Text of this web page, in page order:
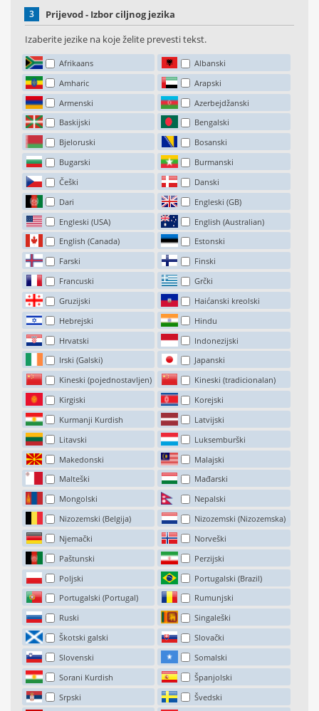
3
Prijevod - Izbor ciljnog jezika
Izaberite jezike na koje želite prevesti tekst.
Afrikaans
Albanski
Amharic
Arapski
Armenski
Azerbejdžanski
Baskijski
Bengalski
Bjeloruski
Bosanski
Bugarski
Burmanski
Češki
Danski
Dari
Engleski (GB)
Engleski (USA)
English (Australian)
English (Canada)
Estonski
Farski
Finski
Francuski
Grčki
Gruzijski
Haićanski kreolski
Hebrejski
Hindu
Hrvatski
Indonezijski
Irski (Galski)
Japanski
Kineski (pojednostavljen)
Kineski (tradicionalan)
Kirgiski
Korejski
Kurmanji Kurdish
Latvijski
Litavski
Luksemburški
Makedonski
Malajski
Malteški
Mađarski
Mongolski
Nepalski
Nizozemski (Belgija)
Nizozemski (Nizozemska)
Njemački
Norveški
Paštunski
Perzijski
Poljski
Portugalski (Brazil)
Portugalski (Portugal)
Rumunjski
Ruski
Singaleški
Škotski galski
Slovački
Slovenski
Somalski
Sorani Kurdish
Španjolski
Srpski
Švedski